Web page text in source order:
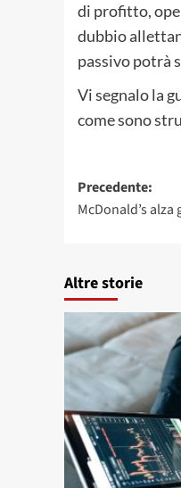
di profitto,
dubbio
passivo potrà
Vi segnalo la
come sono
articolo
Precedente:
McDonald’s
Altre storie